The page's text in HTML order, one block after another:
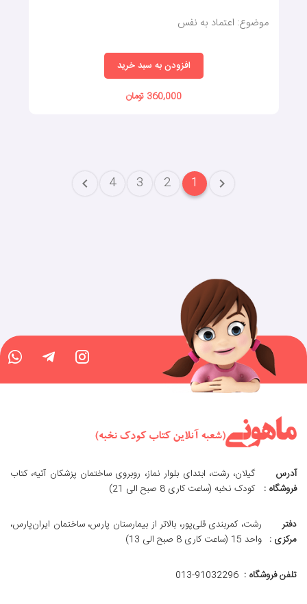
موضوع: اعتماد به نفس
افزودن به سبد خرید
360,000 تومان
1
2
3
4
آدرس
فروشگاه :
گیلان، رشت، ابتدای بلوار نماز، روبروی ساختمان پزشکان آتیه، کتاب
کودک نخبه (ساعت کاری 8 صبح الی 21)
دفتر
مرکزی :
رشت، کمربندی قلی‌پور، بالاتر از بیمارستان پارس، ساختمان ایران‌پارس،
واحد 15 (ساعت کاری 8 صبح الی 13)
تلفن فروشگاه : 013-91032296